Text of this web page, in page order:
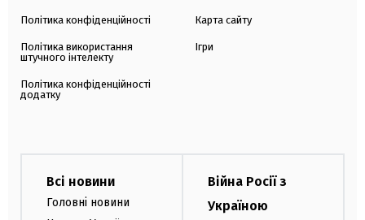
Політика конфіденційності
Політика використання
штучного інтелекту
Політика конфіденційності
додатку
Карта сайту
Ігри
Всі новини
Головні новини
Війна Росії з
Україною